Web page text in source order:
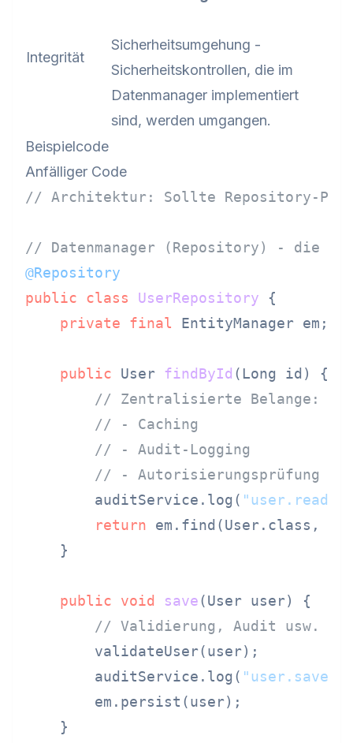
Integrität
Sicherheitsumgehung -
Sicherheitskontrollen, die im
Datenmanager implementiert
sind, werden umgangen.
Beispielcode
Anfälliger Code
// Architektur: Sollte Repository-
// Datenmanager (Repository) - die
@Repository
public
class UserRepository {
private
final EntityManager em;
public User findById (Long id)
{
// Zentralisierte Belange:
// - Caching
// - Audit-Logging
// - Autorisierungsprüfung
        auditService.log(
"user.read"
return em.find(User.class,
    }
public void save(User user)
{
// Validierung, Audit usw.
        validateUser(user);
        auditService.log(
"user.save"
        em.persist(user);
    }